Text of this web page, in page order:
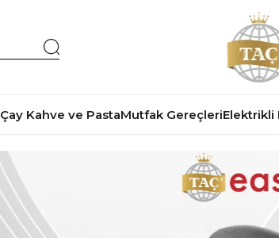
Çay Kahve ve PastaMutfak GereçleriElektrikli